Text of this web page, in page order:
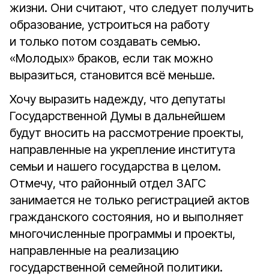
жизни. Они считают, что следует получить
образование, устроиться на работу
и только потом создавать семью.
«Молодых» браков, если так можно
выразиться, становится всё меньше.
Хочу выразить надежду, что депутаты
Государственной Думы в дальнейшем
будут вносить на рассмотрение проекты,
направленные на укрепление института
семьи и нашего государства в целом.
Отмечу, что районный отдел ЗАГС
занимается не только регистрацией актов
гражданского состояния, но и выполняет
многочисленные программы и проекты,
направленные на реализацию
государственной семейной политики.